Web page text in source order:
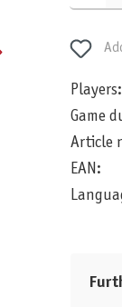
Players:
Game
Article
EAN: